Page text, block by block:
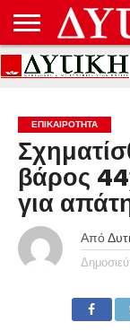
ΑΡΧΙΚΉ
ΕΠΙΚΟΙΝΩΝΊΑ
ΌΡΟΙ
ΠΡΟΣΤΑΣΊΑ
ΕΠΙΚΑΙΡΟΤΗΤΑ
βάρος
για
Από